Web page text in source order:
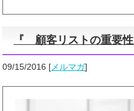
『 顧客リストの重要
09/15/2016 [メルマガ]